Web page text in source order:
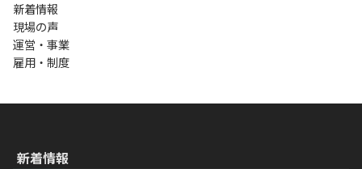
新着情報
現場の声
運営・事業
雇用・制度
新着情報